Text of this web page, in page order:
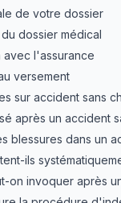
de votre dossier
dossier médical
avec l'assurance
versement
sur accident sans
après un accident
blessures dans un
ils
on invoquer après